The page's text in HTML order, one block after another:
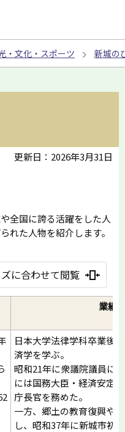
・文化・スポーツ 新城の
更新日：2026年3月31日
全国に誇る活躍をした人
れた人物を紹介します。
に合わせて閲覧
業績
日本大学法律学科卒業後
済学を学ぶ。
昭和21年に衆議院議員に
には国務大臣・経済安定
庁長官を務めた。
一方、郷土の教育復興や
し、昭和37年に新城市初